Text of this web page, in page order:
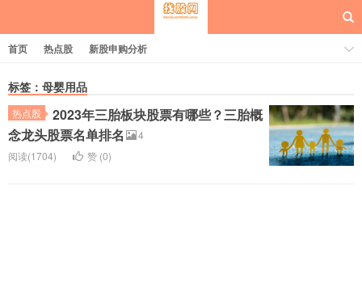
首页 热点股 新股申购分析
标签：母婴用品
热点股
2023年三胎板块股票有哪些？三胎概
念龙头股票名单排名
4
阅读(1704)
赞 (0)